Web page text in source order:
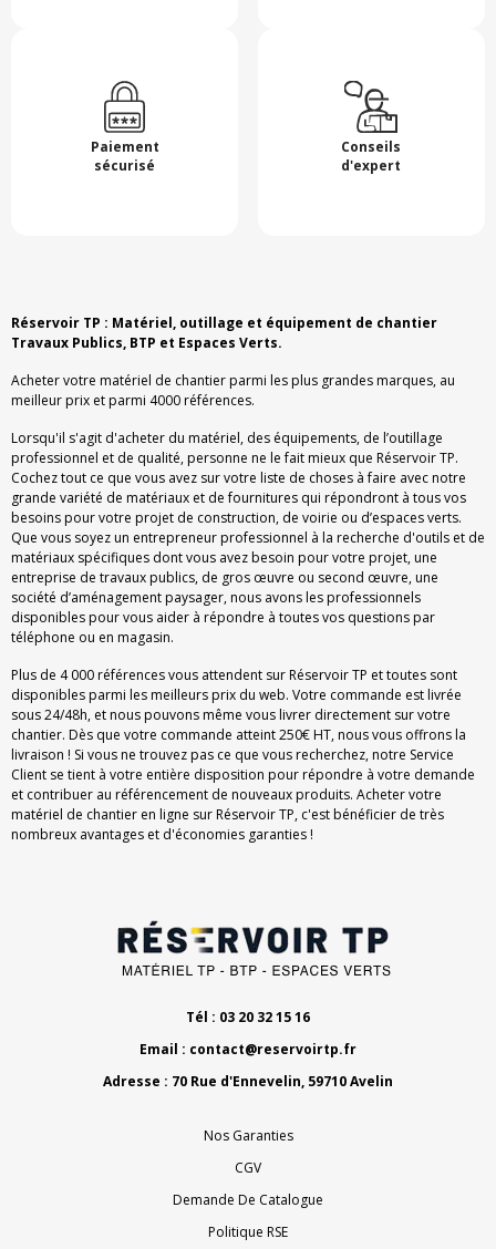
Paiement
sécurisé
Conseils
d'expert
Réservoir TP : Matériel, outillage et équipement de chantier
Travaux Publics, BTP et Espaces Verts.
Acheter votre matériel de chantier parmi les plus grandes marques, au
meilleur prix et parmi 4000 références.
Lorsqu'il s'agit d'acheter du matériel, des équipements, de l’outillage
professionnel et de qualité, personne ne le fait mieux que Réservoir TP.
Cochez tout ce que vous avez sur votre liste de choses à faire avec notre
grande variété de matériaux et de fournitures qui répondront à tous vos
besoins pour votre projet de construction, de voirie ou d’espaces verts.
Que vous soyez un entrepreneur professionnel à la recherche d'outils et de
matériaux spécifiques dont vous avez besoin pour votre projet, une
entreprise de travaux publics, de gros œuvre ou second œuvre, une
société d’aménagement paysager, nous avons les professionnels
disponibles pour vous aider à répondre à toutes vos questions par
téléphone ou en magasin.
Plus de 4 000 références vous attendent sur Réservoir TP et toutes sont
disponibles parmi les meilleurs prix du web. Votre commande est livrée
sous 24/48h, et nous pouvons même vous livrer directement sur votre
chantier. Dès que votre commande atteint 250€ HT, nous vous offrons la
livraison ! Si vous ne trouvez pas ce que vous recherchez, notre Service
Client se tient à votre entière disposition pour répondre à votre demande
et contribuer au référencement de nouveaux produits. Acheter votre
matériel de chantier en ligne sur Réservoir TP, c'est bénéficier de très
nombreux avantages et d'économies garanties !
Tél : 03 20 32 15 16
Email : contact@reservoirtp.fr
Adresse : 70 Rue d'Ennevelin, 59710 Avelin
Nos Garanties
CGV
Demande De Catalogue
Politique RSE